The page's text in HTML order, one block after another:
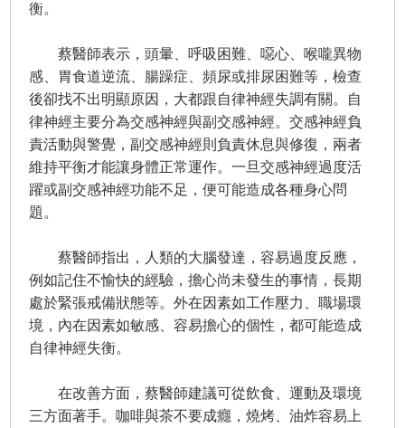
衡。
蔡醫師表示，頭暈、呼吸困難、噁心、喉嚨異物
感、胃食道逆流、腸躁症、頻尿或排尿困難等，檢查
後卻找不出明顯原因，大都跟自律神經失調有關。自
律神經主要分為交感神經與副交感神經。交感神經負
責活動與警覺，副交感神經則負責休息與修復，兩者
維持平衡才能讓身體正常運作。一旦交感神經過度活
躍或副交感神經功能不足，便可能造成各種身心問
題。
蔡醫師指出，人類的大腦發達，容易過度反應，
例如記住不愉快的經驗，擔心尚未發生的事情，長期
處於緊張戒備狀態等。外在因素如工作壓力、職場環
境，內在因素如敏感、容易擔心的個性，都可能造成
自律神經失衡。
在改善方面，蔡醫師建議可從飲食、運動及環境
三方面著手。咖啡與茶不要成癮，燒烤、油炸容易上